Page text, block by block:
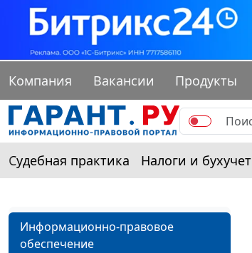
Компания Вакансии Продукты
Судебная практика Налоги и бухучет
Информационно-правовое
обеспечение